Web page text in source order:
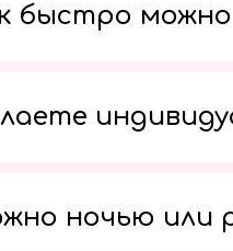
быстро можно
ночью или